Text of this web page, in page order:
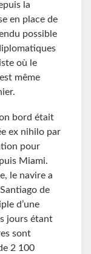
la
en place de
possible
où le
même
bord était
ex nihilo par
pour
Miami.
le navire a
de
d’une
jours étant
sont
2 100